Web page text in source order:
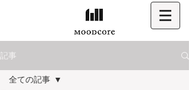
記事
全ての記事